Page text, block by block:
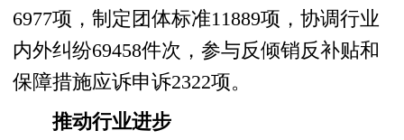
6977项，制定团体标准11889项，协调行业
内外纠纷69458件次，参与反倾销反补贴和
保障措施应诉申诉2322项。
推动行业进步